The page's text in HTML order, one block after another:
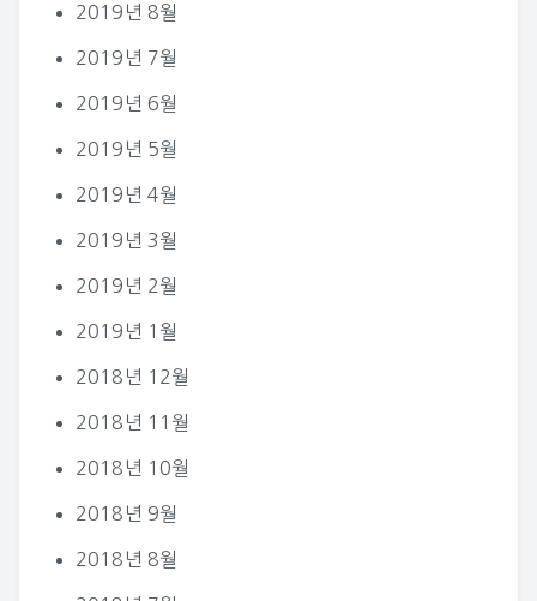
2019년 8월
2019년 7월
2019년 6월
2019년 5월
2019년 4월
2019년 3월
2019년 2월
2019년 1월
2018년 12월
2018년 11월
2018년 10월
2018년 9월
2018년 8월